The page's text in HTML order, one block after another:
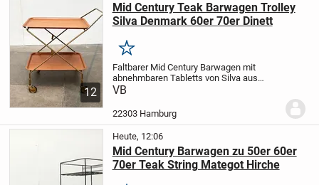
12
Mid Century Teak Barwagen Trolley
Silva Denmark 60er 70er Dinett
Merken
Faltbarer Mid Century Barwagen mit
abnehmbaren Tabletts von Silva aus
Dänemark.
Beistelltisch o.ä. verwendet werden. Das
VB
22303 Hamburg
Heute, 12:06
Mid Century Barwagen zu 50er 60er
70er Teak String Mategot Hirche